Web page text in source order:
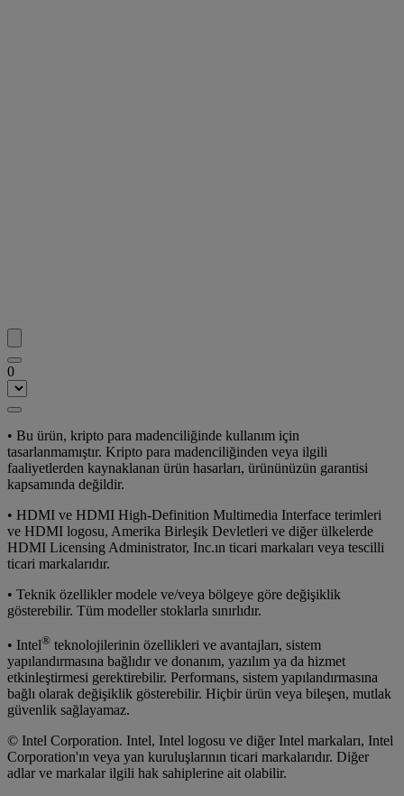
0
• Bu ürün, kripto para madenciliğinde kullanım için
tasarlanmamıştır. Kripto para madenciliğinden veya ilgili
faaliyetlerden kaynaklanan ürün hasarları, ürününüzün garantisi
kapsamında değildir.
• HDMI ve HDMI High-Definition Multimedia Interface terimleri
ve HDMI logosu, Amerika Birleşik Devletleri ve diğer ülkelerde
HDMI Licensing Administrator, Inc.ın ticari markaları veya tescilli
ticari markalarıdır.
• Teknik özellikler modele ve/veya bölgeye göre değişiklik
gösterebilir. Tüm modeller stoklarla sınırlıdır.
• Intel® teknolojilerinin özellikleri ve avantajları, sistem
yapılandırmasına bağlıdır ve donanım, yazılım ya da hizmet
etkinleştirmesi gerektirebilir. Performans, sistem yapılandırmasına
bağlı olarak değişiklik gösterebilir. Hiçbir ürün veya bileşen, mutlak
güvenlik sağlayamaz.
© Intel Corporation. Intel, Intel logosu ve diğer Intel markaları, Intel
Corporation'ın veya yan kuruluşlarının ticari markalarıdır. Diğer
adlar ve markalar ilgili hak sahiplerine ait olabilir.